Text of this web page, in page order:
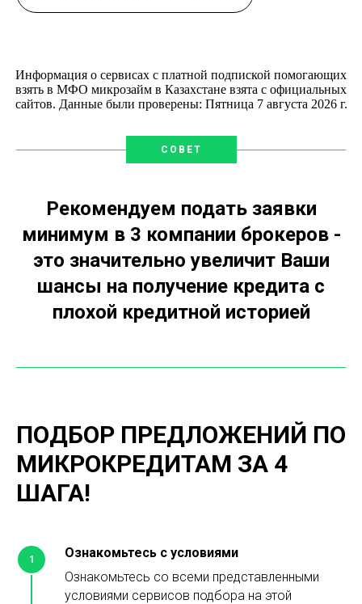
Информация о сервисах с платной подпиской помогающих
взять в МФО микрозайм в Казахстане взята с официальных
сайтов. Данные были проверены: Пятница 7 августа 2026 г.
СОВЕТ
Рекомендуем подать заявки
минимум в 3 компании брокеров -
это значительно увеличит Ваши
шансы на получение кредита с
плохой кредитной историей
ПОДБОР ПРЕДЛОЖЕНИЙ ПО
МИКРОКРЕДИТАМ ЗА 4
ШАГА!
1
Ознакомьтесь с условиями
Ознакомьтесь со всеми представленными
условиями сервисов подбора на этой